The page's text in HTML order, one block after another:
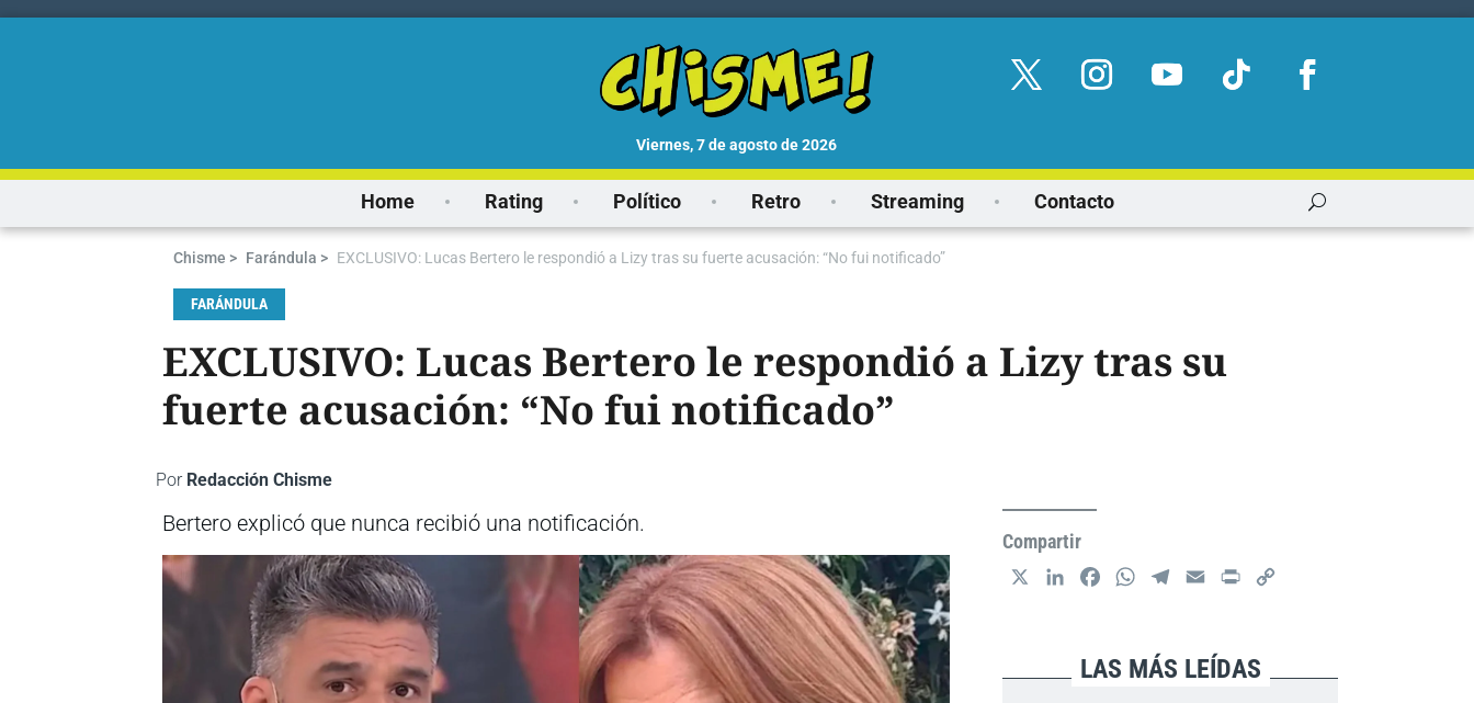
viernes, 7 de agosto de 2026
Home Rating Político Retro Streaming Contacto
Chisme > Farándula > EXCLUSIVO: Lucas Bertero le respondió a Lizy tras su fuerte acusación: “No fui notificado”
FARÁNDULA
EXCLUSIVO: Lucas Bertero le respondió a Lizy tras su
fuerte acusación: “No fui notificado”
Por Redacción Chisme
Bertero explicó que nunca recibió una notificación.
Compartir
e
e
b
W
t
s
e
g
i
l
n
t
L
LAS MÁS LEÍDAS